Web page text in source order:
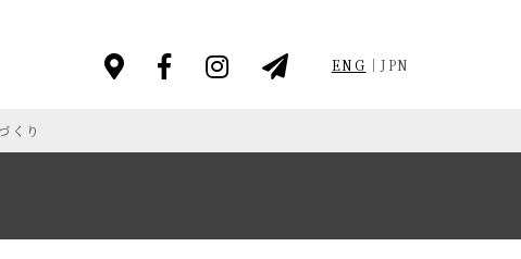
ENG JPN
くり